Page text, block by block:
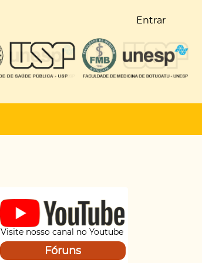
Entrar
Visite nosso canal no Youtube
Fóruns